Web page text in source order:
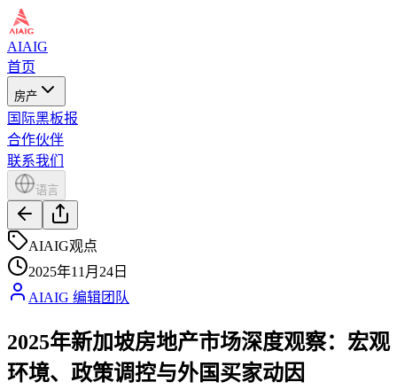
AIAIG
首页
房产
国际黑板报
合作伙伴
联系我们
语言
AIAIG观点
2025年11月24日
AIAIG 编辑团队
2025年新加坡房地产市场深度观察：宏观
环境、政策调控与外国买家动因